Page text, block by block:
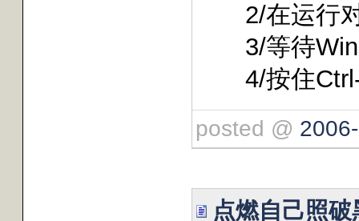
2/在运行对
3/等待
4/按住Ctrl-
posted @
点燃自己照